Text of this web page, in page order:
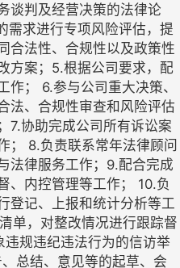
谈判及经营决策的法律论
需求进行专项风险评估，提
合法性、合规性以及政策性
方案；5.根据公司要求，配
作； 6.参与公司重大决策、
法、合规性审查和风险评估
7.协助完成公司所有诉讼案
； 8.负责联系常年法律顾问
法律服务工作；9.配合完成
、内控管理等工作； 10.负
登记、上报和统计分析等工
单，对整改情况进行跟踪督
规违纪违法行为的信访举
总结、意见等的起草、会